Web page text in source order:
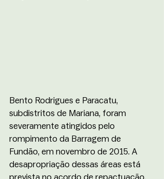
Bento Rodrigues e Paracatu,
subdistritos de Mariana, foram
severamente atingidos pelo
rompimento da Barragem de
Fundão, em novembro de 2015. A
desapropriação dessas áreas está
prevista no acordo de repactuação,